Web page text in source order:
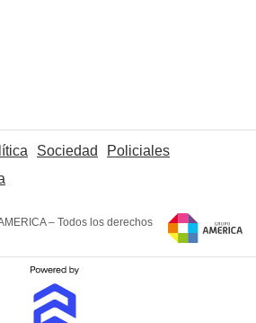
Sociedad
Policiales
– Todos los derechos